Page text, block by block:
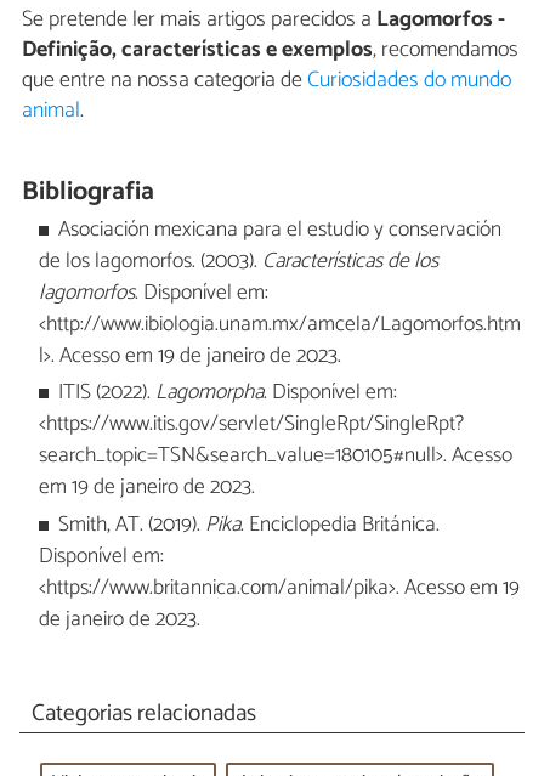
Se pretende ler mais artigos parecidos a Lagomorfos -
Definição, características e exemplos, recomendamos
que entre na nossa categoria deCuriosidades do mundo
animal.
Bibliografia
Asociación mexicana para el estudio y conservación
de los lagomorfos. (2003). Características de los
lagomorfos. Disponível em:
<http://www.ibiologia.unam.mx/amcela/Lagomorfos.htm
l>. Acesso em 19 de janeiro de 2023.
ITIS (2022). Lagomorpha. Disponível em:
<https://www.itis.gov/servlet/SingleRpt/SingleRpt?
search_topic=TSN&search_value=180105#null>. Acesso
em 19 de janeiro de 2023.
Smith, AT. (2019). Pika. Enciclopedia Británica.
Disponível em:
<https://www.britannica.com/animal/pika>. Acesso em 19
de janeiro de 2023.
Categorias relacionadas